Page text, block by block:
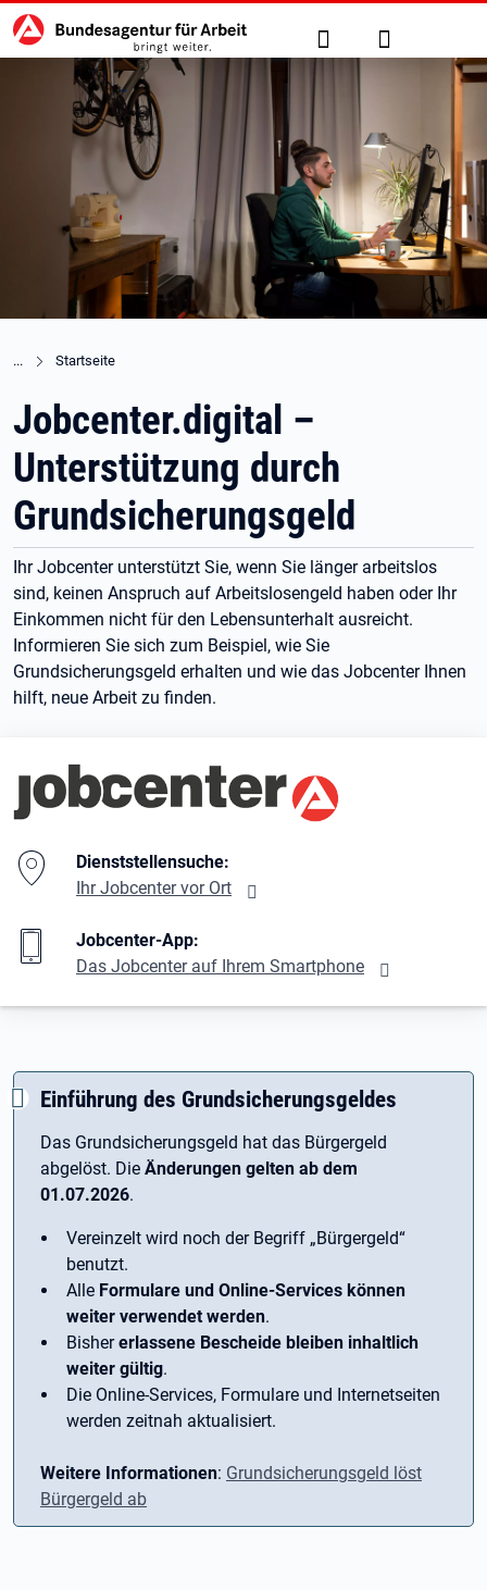
zu den Hauptinhalten springen
Hauptnavigation Suche Anmelden
Startseite
Jobcenter.digital –
Unterstützung durch
Grundsicherungsgeld
Ihr Jobcenter unterstützt Sie, wenn Sie länger arbeitslos
sind, keinen Anspruch auf Arbeitslosengeld haben oder Ihr
Einkommen nicht für den Lebensunterhalt ausreicht.
Informieren Sie sich zum Beispiel, wie Sie
Grundsicherungsgeld erhalten und wie das Jobcenter Ihnen
hilft, neue Arbeit zu finden.
Branding-Bereich Beschreibung
Dienststellensuche:
Ihr Jobcenter vor Ort
Jobcenter-App:
Das Jobcenter auf Ihrem Smartphone
Einführung des Grundsicherungsgeldes
Das Grundsicherungsgeld hat das Bürgergeld
abgelöst. Die Änderungen gelten ab dem
01.07.2026.
Vereinzelt wird noch der Begriff ­„Bürgergeld“
benutzt.
Alle Formulare und Online-Services können
weiter verwendet werden.
Bishererlassene Bescheide bleiben inhaltlich
weiter gültig.
Die Online-Services, Formulare und Internetseiten
werden zeitnah aktualisiert.
Weitere Informationen: Grundsicherungsgeld löst
Bürgergeld ab